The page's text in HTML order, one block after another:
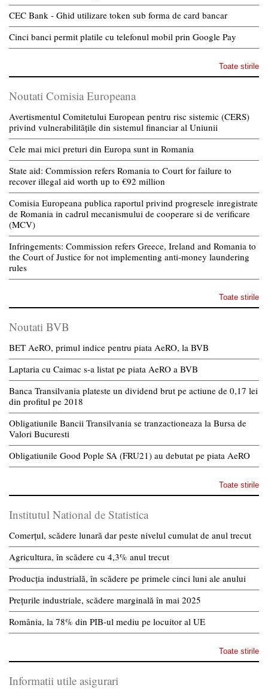
CEC Bank - Ghid utilizare token sub forma de card bancar
Cinci banci permit platile cu telefonul mobil prin Google Pay
Toate stirile
Noutati Comisia Europeana
Avertismentul Comitetului European pentru risc sistemic (CERS)
privind vulnerabilitățile din sistemul financiar al Uniunii
Cele mai mici preturi din Europa sunt in Romania
State aid: Commission refers Romania to Court for failure to
recover illegal aid worth up to €92 million
Comisia Europeana publica raportul privind progresele inregistrate
de Romania in cadrul mecanismului de cooperare si de verificare
(MCV)
Infringements: Commission refers Greece, Ireland and Romania to
the Court of Justice for not implementing anti-money laundering
rules
Toate stirile
Noutati BVB
BET AeRO, primul indice pentru piata AeRO, la BVB
Laptaria cu Caimac s-a listat pe piata AeRO a BVB
Banca Transilvania plateste un dividend brut pe actiune de 0,17 lei
din profitul pe 2018
Obligatiunile Bancii Transilvania se tranzactioneaza la Bursa de
Valori Bucuresti
Obligatiunile Good Pople SA (FRU21) au debutat pe piata AeRO
Toate stirile
Institutul National de Statistica
Comerțul, scădere lunară dar peste nivelul cumulat de anul trecut
Agricultura, în scădere cu 4,3% anul trecut
Producția industrială, în scădere pe primele cinci luni ale anului
Prețurile industriale, scădere marginală în mai 2025
România, la 78% din PIB-ul mediu pe locuitor al UE
Toate stirile
Informatii utile asigurari